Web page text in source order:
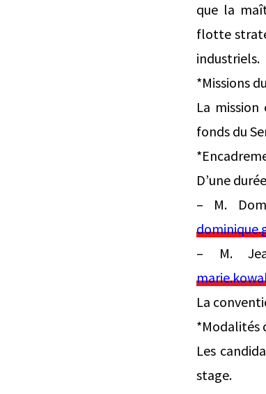
que la
flotte
industriels.
*Missions
La
fonds du
D’une
– M.
– M.
La
*Modalités
Les
stage.